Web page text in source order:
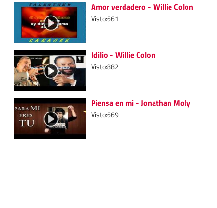
Amor verdadero - Willie Colon
Visto:661
Idilio - Willie Colon
Visto:882
Piensa en mi - Jonathan Moly
Visto:669